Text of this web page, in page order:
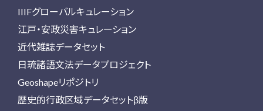
IIIFグローバルキュレーション
江戸・安政災害キュレーション
近代雑誌データセット
日琉諸語文法データプロジェクト
Geoshapeリポジトリ
歴史的行政区域データセットβ版